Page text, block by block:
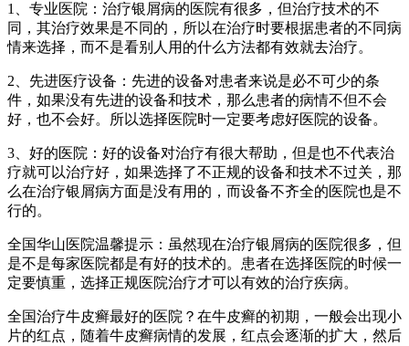
1、专业医院：治疗银屑病的医院有很多，但治疗技术的不
同，其治疗效果是不同的，所以在治疗时要根据患者的不同病
情来选择，而不是看别人用的什么方法都有效就去治疗。
2、先进医疗设备：先进的设备对患者来说是必不可少的条
件，如果没有先进的设备和技术，那么患者的病情不但不会
好，也不会好。所以选择医院时一定要考虑好医院的设备。
3、好的医院：好的设备对治疗有很大帮助，但是也不代表治
疗就可以治疗好，如果选择了不正规的设备和技术不过关，那
么在治疗银屑病方面是没有用的，而设备不齐全的医院也是不
行的。
全国华山医院温馨提示：虽然现在治疗银屑病的医院很多，但
是不是每家医院都是有好的技术的。患者在选择医院的时候一
定要慎重，选择正规医院治疗才可以有效的治疗疾病。
全国治疗牛皮癣最好的医院？在牛皮癣的初期，一般会出现小
片的红点，随着牛皮癣病情的发展，红点会逐渐的扩大，然后